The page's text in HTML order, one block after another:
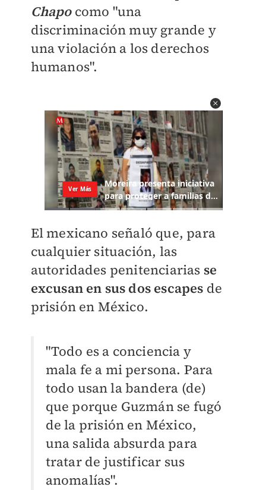
Chapocomo "una
discriminación muy grande y
una violación a los derechos
humanos".
El mexicano señaló que, para
cualquier situación, las
autoridades penitenciarias se
excusan en sus dos escapes de
prisión en México.
"Todo es a conciencia y
mala fe a mi persona. Para
todo usan la bandera (de)
que porque Guzmán se fugó
de la prisión en México,
una salida absurda para
tratar de justificar sus
anomalías".